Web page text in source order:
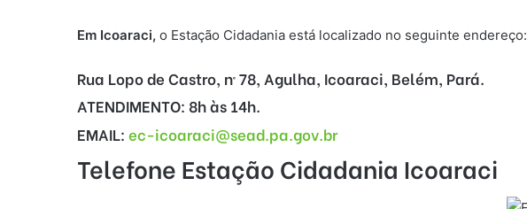
Em Icoaraci, o Estação Cidadania está localizado no seguinte endereço:
Rua Lopo de Castro, nº 78, Agulha, Icoaraci, Belém, Pará.
ATENDIMENTO: 8h às 14h.
EMAIL: ec-icoaraci@sead.pa.gov.br
Telefone Estação Cidadania Icoaraci